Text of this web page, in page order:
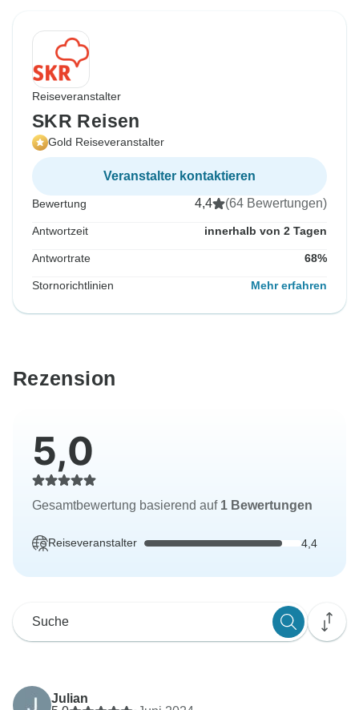
Reiseveranstalter
SKR Reisen
Gold Reiseveranstalter
Veranstalter kontaktieren
Bewertung 4,4 (64 Bewertungen)
Antwortzeit innerhalb von 2 Tagen
Antwortrate 68%
Stornorichtlinien Mehr erfahren
Rezension
5,0
Gesamtbewertung basierend auf 1 Bewertungen
Reiseveranstalter 4,4
Julian